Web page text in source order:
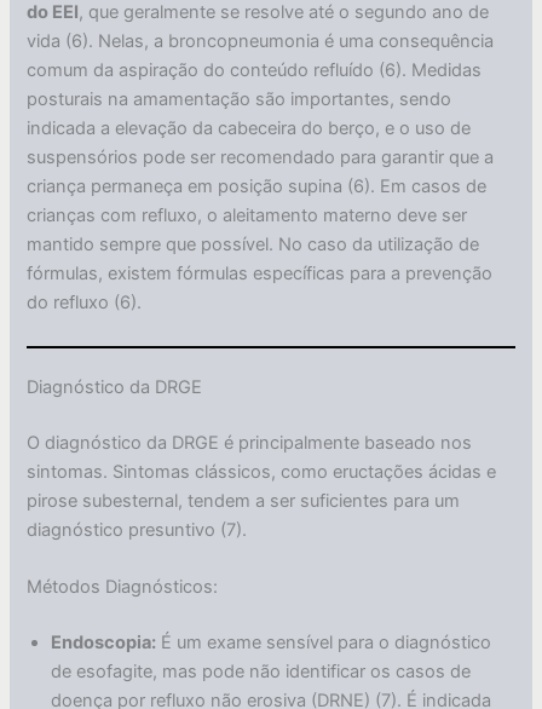
do EEI, que geralmente se resolve até o segundo ano de
vida (6). Nelas, a broncopneumonia é uma consequência
comum da aspiração do conteúdo refluído (6). Medidas
posturais na amamentação são importantes, sendo
indicada a elevação da cabeceira do berço, e o uso de
suspensórios pode ser recomendado para garantir que a
criança permaneça em posição supina (6). Em casos de
crianças com refluxo, o aleitamento materno deve ser
mantido sempre que possível. No caso da utilização de
fórmulas, existem fórmulas específicas para a prevenção
do refluxo (6).
Diagnóstico da DRGE
O diagnóstico da DRGE é principalmente baseado nos
sintomas. Sintomas clássicos, como eructações ácidas e
pirose subesternal, tendem a ser suficientes para um
diagnóstico presuntivo (7).
Métodos Diagnósticos:
Endoscopia: É um exame sensível para o diagnóstico
de esofagite, mas pode não identificar os casos de
doença por refluxo não erosiva (DRNE) (7). É indicada